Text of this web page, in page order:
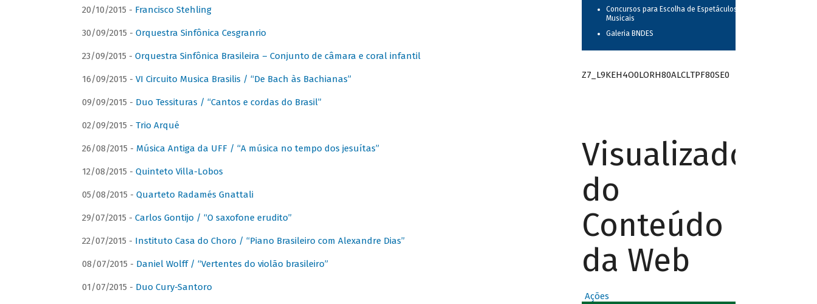
20/10/2015 - Francisco Stehling
30/09/2015 - Orquestra Sinfônica Cesgranrio
23/09/2015 - Orquestra Sinfônica Brasileira – Conjunto de câmara e coral infantil
16/09/2015 - VI Circuito Musica Brasilis / “De Bach às Bachianas”
09/09/2015 - Duo Tessituras / “Cantos e cordas do Brasil”
02/09/2015 - Trio Arqué
26/08/2015 - Música Antiga da UFF / “A música no tempo dos jesuítas”
12/08/2015 - Quinteto Villa-Lobos
05/08/2015 - Quarteto Radamés Gnattali
29/07/2015 - Carlos Gontijo / “O saxofone erudito”
22/07/2015 - Instituto Casa do Choro / “Piano Brasileiro com Alexandre Dias”
08/07/2015 - Daniel Wolff / “Vertentes do violão brasileiro”
01/07/2015 - Duo Cury-Santoro
Concursos para Escolha de Espetáculos
Musicais
Galeria BNDES
Z7_L9KEH4O0LORH80ALCLTPF80SE0
Visualizador
do
Conteúdo
da Web
Ações